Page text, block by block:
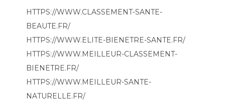
HTTPS://WWW.CLASSEMENT-SANTE-
BEAUTE.FR/
HTTPS://WWW.ELITE-BIENETRE-SANTE.FR/
HTTPS://WWW.MEILLEUR-CLASSEMENT-
BIENETRE.FR/
HTTPS://WWW.MEILLEUR-SANTE-
NATURELLE.FR/